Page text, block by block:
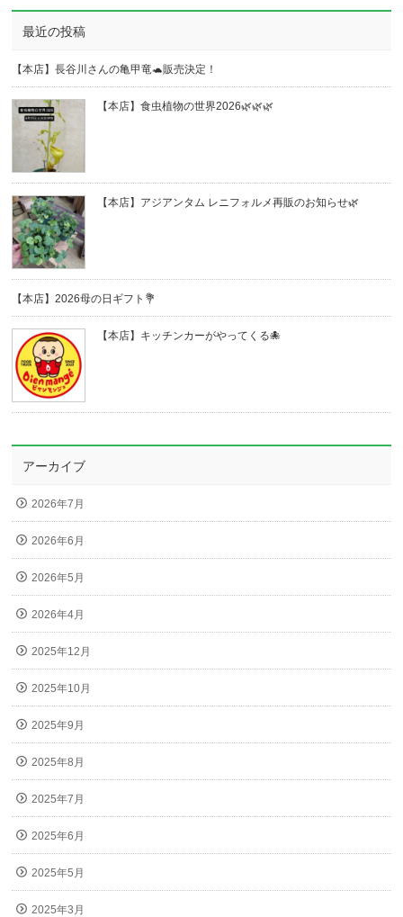
最近の投稿
【本店】長谷川さんの亀甲竜🐢販売決定！
【本店】食虫植物の世界2026🌿🌿🌿
【本店】アジアンタム レニフォルメ再販のお知らせ🌿
【本店】2026母の日ギフト💐
【本店】キッチンカーがやってくる🐙
アーカイブ
2026年7月
2026年6月
2026年5月
2026年4月
2025年12月
2025年10月
2025年9月
2025年8月
2025年7月
2025年6月
2025年5月
2025年3月